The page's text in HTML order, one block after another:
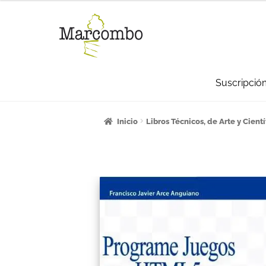
Inicio¡Bienvenido al apartado para
La empresa Libros Mi cuenta
Inicio Libros Técnicos, de Arte y